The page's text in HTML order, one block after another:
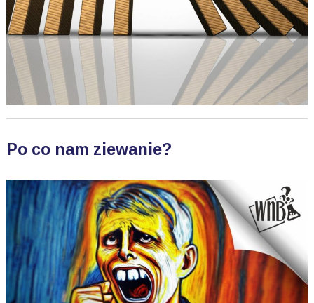
Po co nam ziewanie?